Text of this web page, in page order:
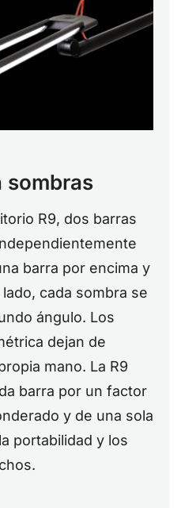
sombras
R9, dos barras
barra por encima y
cada sombra se
ángulo. Los
dejan de
mano. La R9
barra por un factor
y de una sola
portabilidad y los